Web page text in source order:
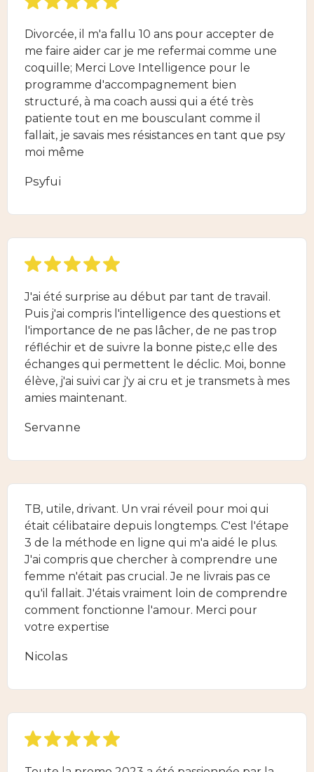
Divorcée, il m'a fallu 10 ans pour accepter de
me faire aider car je me refermai comme une
coquille; Merci Love Intelligence pour le
programme d'accompagnement bien
structuré, à ma coach aussi qui a été très
patiente tout en me bousculant comme il
fallait, je savais mes résistances en tant que psy
moi même
Psyfui
J'ai été surprise au début par tant de travail.
Puis j'ai compris l'intelligence des questions et
l'importance de ne pas lâcher, de ne pas trop
réfléchir et de suivre la bonne piste,c elle des
échanges qui permettent le déclic. Moi, bonne
élève, j'ai suivi car j'y ai cru et je transmets à mes
amies maintenant.
Servanne
TB, utile, drivant. Un vrai réveil pour moi qui
était célibataire depuis longtemps. C'est l'étape
3 de la méthode en ligne qui m'a aidé le plus.
J'ai compris que chercher à comprendre une
femme n'était pas crucial. Je ne livrais pas ce
qu'il fallait. J'étais vraiment loin de comprendre
comment fonctionne l'amour. Merci pour
votre expertise
Nicolas